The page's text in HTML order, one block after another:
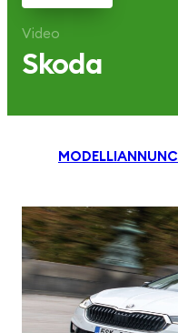
Video
Skoda
MODELLI ANNUNCI